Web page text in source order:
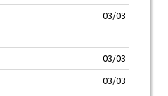
03/03
03/03
03/03